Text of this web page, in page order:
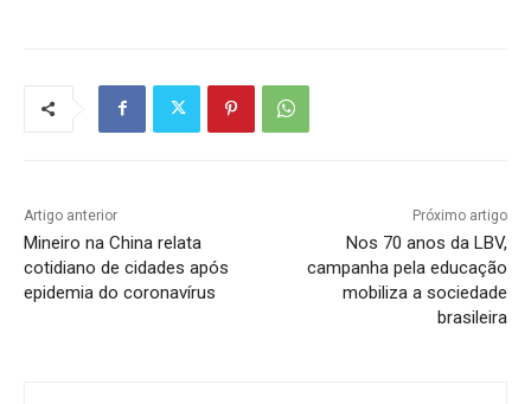
Artigo anterior
Mineiro na China relata
cotidiano de cidades após
epidemia do coronavírus
Próximo artigo
Nos 70 anos da LBV,
campanha pela educação
mobiliza a sociedade
brasileira